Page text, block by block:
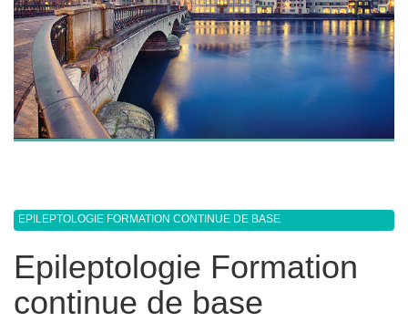
EPILEPTOLOGIE FORMATION CONTINUE DE BASE
Epileptologie Formation
continue de base